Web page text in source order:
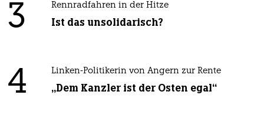
3 Rennradfahren in der Hitze
Ist das unsolidarisch?
4 Linken-Politikerin von Angern zur Rente
„Dem Kanzler ist der Osten egal“